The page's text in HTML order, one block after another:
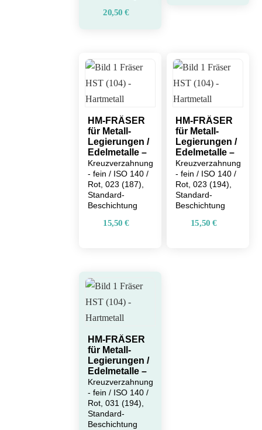
20,50€
HM-FRÄSER
für Metall-
Legierungen /
Edelmetalle –
Kreuzverzahnung
- fein / ISO 140 /
Rot, 023 (187),
Standard-
Beschichtung
15,50€
HM-FRÄSER
für Metall-
Legierungen /
Edelmetalle –
Kreuzverzahnung
- fein / ISO 140 /
Rot, 023 (194),
Standard-
Beschichtung
15,50€
HM-FRÄSER
für Metall-
Legierungen /
Edelmetalle –
Kreuzverzahnung
- fein / ISO 140 /
Rot, 031 (194),
Standard-
Beschichtung